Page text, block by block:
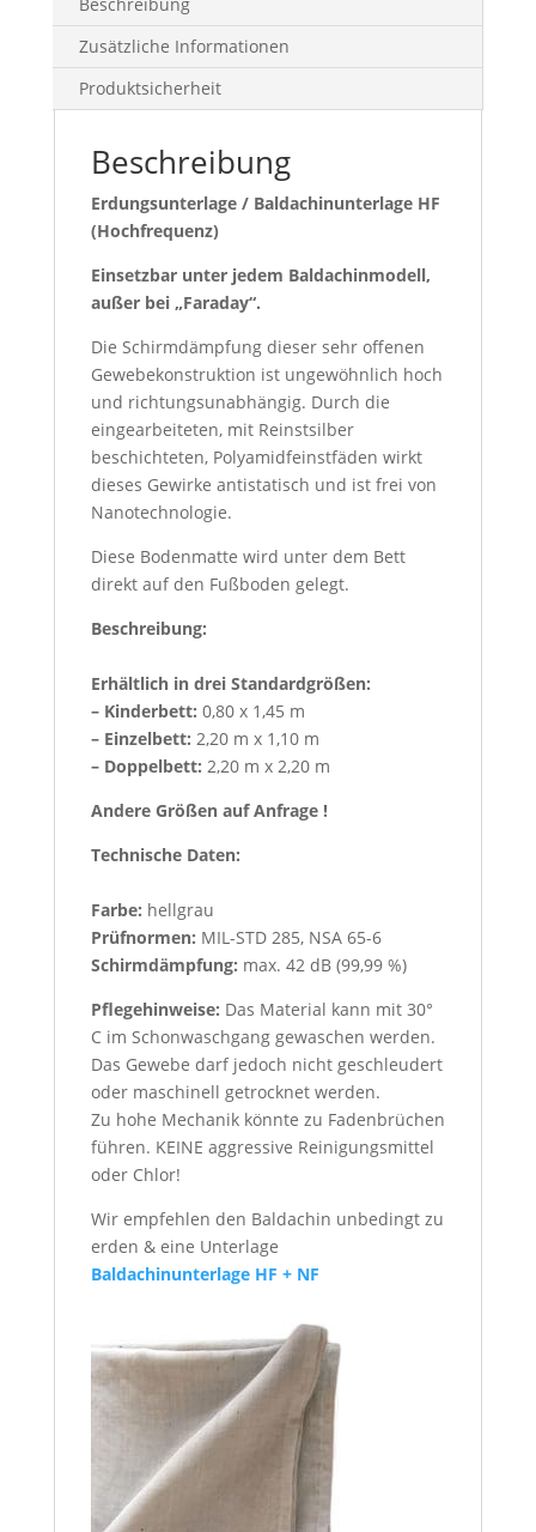
Zusätzliche Informationen
Produktsicherheit
Beschreibung
Erdungsunterlage / Baldachinunterlage HF
(Hochfrequenz)
Einsetzbar unter jedem Baldachinmodell,
außer bei „Faraday“.
Die Schirmdämpfung dieser sehr offenen
Gewebekonstruktion ist ungewöhnlich hoch
und richtungsunabhängig. Durch die
eingearbeiteten, mit Reinstsilber
beschichteten, Polyamidfeinstfäden wirkt
dieses Gewirke antistatisch und ist frei von
Nanotechnologie.
Diese Bodenmatte wird unter dem Bett
direkt auf den Fußboden gelegt.
Beschreibung:
Erhältlich in drei Standardgrößen:
– Kinderbett: 0,80 x 1,45 m
– Einzelbett: 2,20 m x 1,10 m
– Doppelbett: 2,20 m x 2,20 m
Andere Größen auf Anfrage !
Technische Daten:
Farbe: hellgrau
Prüfnormen: MIL-STD 285, NSA 65-6
Schirmdämpfung: max. 42 dB (99,99 %)
Pflegehinweise: Das Material kann mit 30°
C im Schonwaschgang gewaschen werden.
Das Gewebe darf jedoch nicht geschleudert
oder maschinell getrocknet werden.
Zu hohe Mechanik könnte zu Fadenbrüchen
führen. KEINE aggressive Reinigungsmittel
oder Chlor!
Wir empfehlen den Baldachin unbedingt zu
erden & eine Unterlage
Baldachinunterlage HF + NF